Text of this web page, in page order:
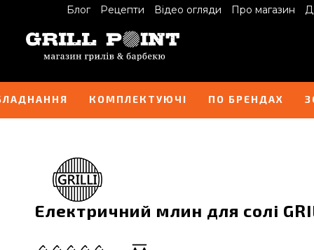
Блог Рецепти Відео огляди Про магазин
КОМПЛЕКТУЮЧІ ПО БРЕНДАХ
Електричний млин для солі